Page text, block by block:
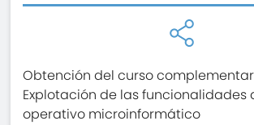
Obtención del curso
Explotación de las funcionalidades
operativo microinformático